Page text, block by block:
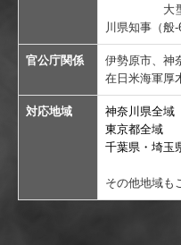
大型物件
川県知事（般
官公庁関係
伊勢原市、神
在日米海軍厚
対応地域
神奈川県全域
東京都全域
千葉県・埼
その他地域も